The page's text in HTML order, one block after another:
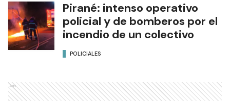
Pirané: intenso operativo
policial y de bomberos por el
incendio de un colectivo
POLICIALES
Ads